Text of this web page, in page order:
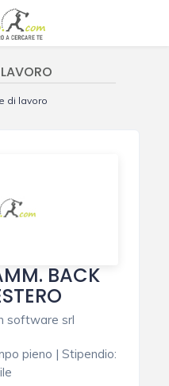
di lavoro
BACK
software srl
pieno |Stipendio: